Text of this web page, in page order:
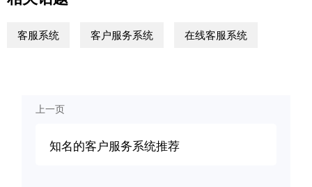
客服系统 客户服务系统 在线客服系统
上一页
知名的客户服务系统推荐